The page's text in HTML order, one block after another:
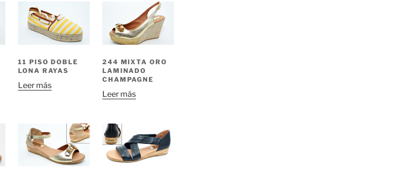
11 PISO DOBLE
LONA RAYAS
Leer más
244 MIXTA ORO
LAMINADO
CHAMPAGNE
Leer más